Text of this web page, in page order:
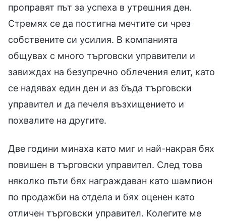
проправят път за успеха в утрешния ден.
Стремях се да постигна мечтите си чрез
собствените си усилия. В компанията
общувах с много търговски управители и
завиждах на безупречно облечения елит, като
се надявах един ден и аз бъда търговски
управител и да печеля възхищението и
похвалите на другите.
Две години минаха като миг и най-накрая бях
повишен в търговски управител. След това
няколко пъти бях награждаван като шампион
по продажби на отдела и бях оценен като
отличен търговски управител. Колегите ме